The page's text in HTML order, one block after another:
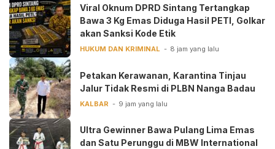
Viral Oknum DPRD Sintang Tertangkap
Bawa 3 Kg Emas Diduga Hasil PETI, Golkar
akan Sanksi Kode Etik
HUKUM DAN KRIMINAL 8 jam yang lalu
Petakan Kerawanan, Karantina Tinjau
Jalur Tidak Resmi di PLBN Nanga Badau
KALBAR 9 jam yang lalu
Ultra Gewinner Bawa Pulang Lima Emas
dan Satu Perunggu di MBW International